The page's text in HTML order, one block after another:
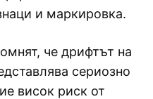
и маркировка.
че дрифтът на
сериозно
висок риск от